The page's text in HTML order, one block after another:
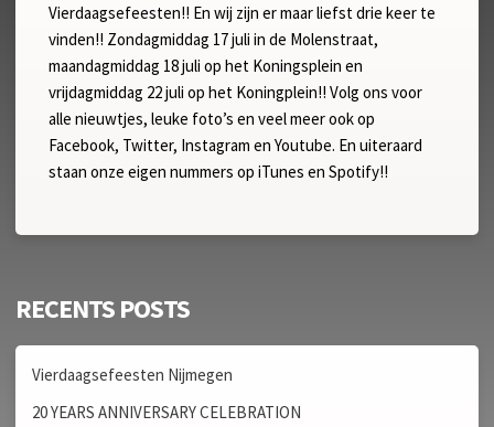
Vierdaagsefeesten!! En wij zijn er maar liefst drie keer te
vinden!! Zondagmiddag 17 juli in de Molenstraat,
maandagmiddag 18 juli op het Koningsplein en
vrijdagmiddag 22 juli op het Koningplein!! Volg ons voor
alle nieuwtjes, leuke foto’s en veel meer ook op
Facebook, Twitter, Instagram en Youtube. En uiteraard
staan onze eigen nummers op iTunes en Spotify!!
RECENTS POSTS
Vierdaagsefeesten Nijmegen
20 YEARS ANNIVERSARY CELEBRATION